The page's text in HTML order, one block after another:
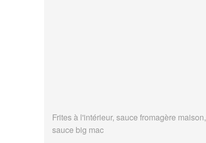
Frites à l'intérieur, sauce fromagère maison,
sauce big mac